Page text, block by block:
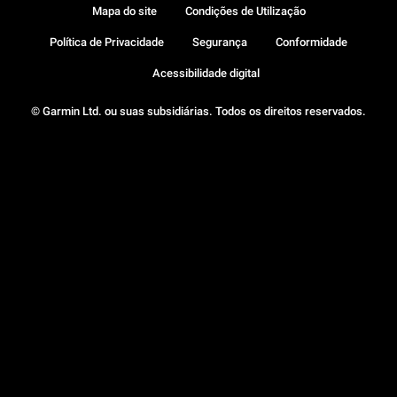
© Garmin Ltd. ou suas subsidiárias. Todos os direitos reservados.
Mapa do site Condições de Utilização
Política de Privacidade Segurança Conformidade
Acessibilidade digital